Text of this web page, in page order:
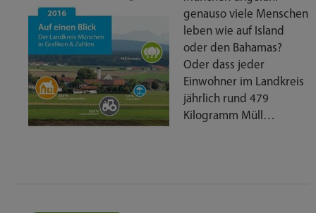
genauso viele Menschen
leben wie auf Island
oder den Bahamas?
Oder dass jeder
Einwohner im Landkreis
jährlich rund 479
Kilogramm Müll…